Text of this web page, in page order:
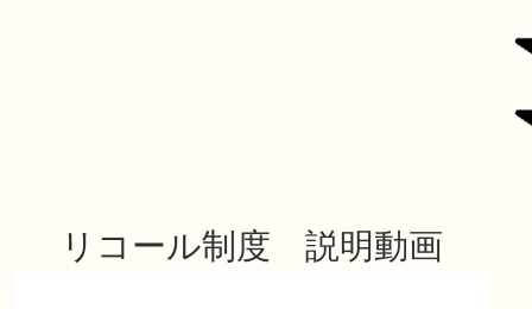
リコール制度 説明動画